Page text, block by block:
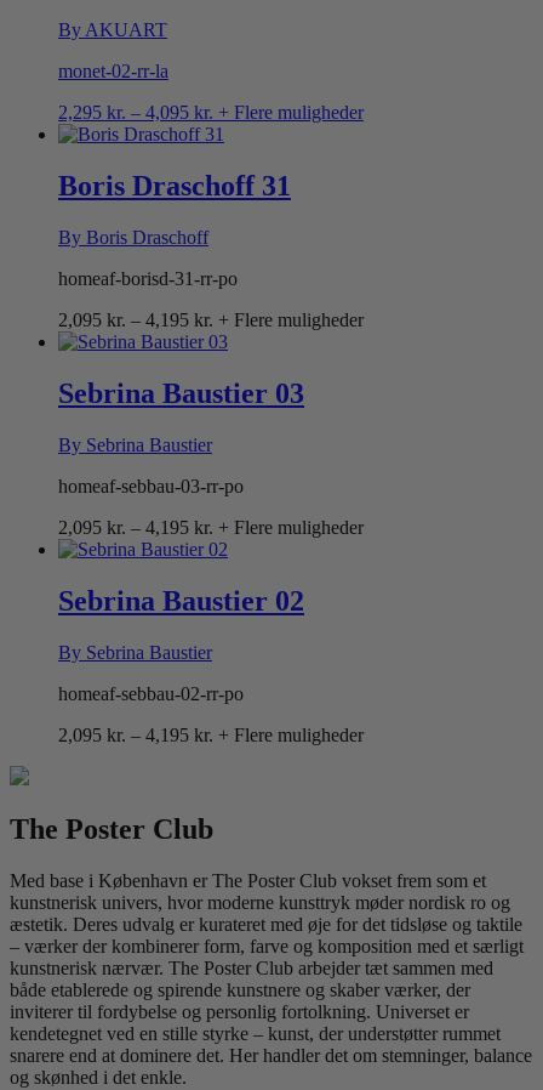
By AKUART
monet-02-rr-la
2,295 kr. – 4,095 kr. Prisinterval:
2,295 kr.
4,095 kr.
+ Flere muligheder
Boris Draschoff 31
By Boris Draschoff
homeaf-borisd-31-rr-po
2,095 kr. – 4,195 kr. Prisinterval:
2,095 kr.
4,195 kr.
+ Flere muligheder
Sebrina Baustier 03
By Sebrina Baustier
homeaf-sebbau-03-rr-po
2,095 kr. – 4,195 kr. Prisinterval:
2,095 kr.
4,195 kr.
+ Flere muligheder
Sebrina Baustier 02
By Sebrina Baustier
homeaf-sebbau-02-rr-po
2,095 kr. – 4,195 kr. Prisinterval:
+ Flere muligheder
The Poster Club
Med base i København er The Poster Club vokset frem som et
kunstnerisk univers, hvor moderne kunsttryk møder nordisk ro og
æstetik. Deres udvalg er kurateret med øje for det tidsløse og taktile
– værker der kombinerer form, farve og komposition med et særligt
kunstnerisk nærvær. The Poster Club arbejder tæt sammen med
både etablerede og spirende kunstnere og skaber værker, der
inviterer til fordybelse og personlig fortolkning. Universet er
kendetegnet ved en stille styrke – kunst, der understøtter rummet
snarere end at dominere det. Her handler det om stemninger, balance
og skønhed i det enkle.